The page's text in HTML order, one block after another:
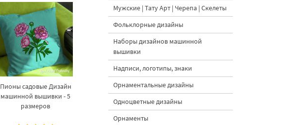
Пионы садовые Дизайн
машинной вышивки - 5
размеров
Мужские | Тату Арт | Черепа | Скелеты
Фольклорные дизайны
Наборы дизайнов машинной
вышивки
Надписи, логотипы, знаки
Орнаментальные дизайны
Одноцветные дизайны
Орнаменты